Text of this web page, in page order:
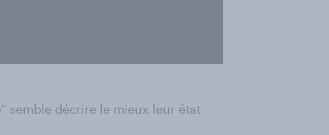
semble décrire le mieux leur état